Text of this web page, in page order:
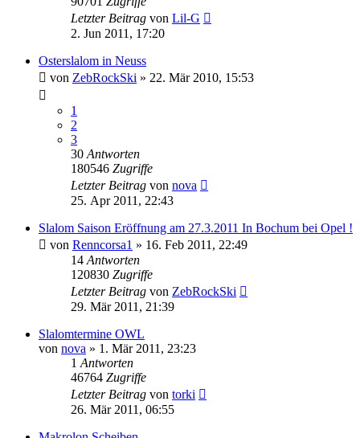
Letzter Beitrag von Lil-G
2. Jun 2011, 17:20
Osterslalom in Neuss
von ZebRockSki » 22. Mär 2010, 15:53
1
2
3
30 Antworten
180546 Zugriffe
Letzter Beitrag von nova
25. Apr 2011, 22:43
Slalom Saison Eröffnung am 27.3.2011 In Bochum bei Opel !
von Renncorsa1 » 16. Feb 2011, 22:49
14 Antworten
120830 Zugriffe
Letzter Beitrag von ZebRockSki
29. Mär 2011, 21:39
Slalomtermine OWL
von nova » 1. Mär 2011, 23:23
1 Antworten
46764 Zugriffe
Letzter Beitrag von torki
26. Mär 2011, 06:55